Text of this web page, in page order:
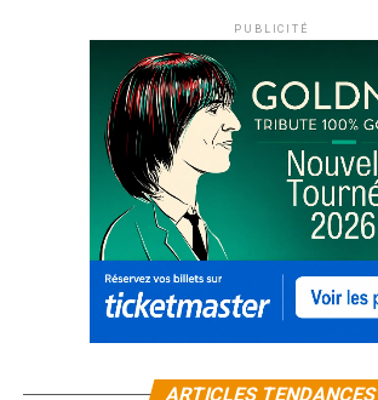
PUBLICITÉ
ARTICLES TENDANCES